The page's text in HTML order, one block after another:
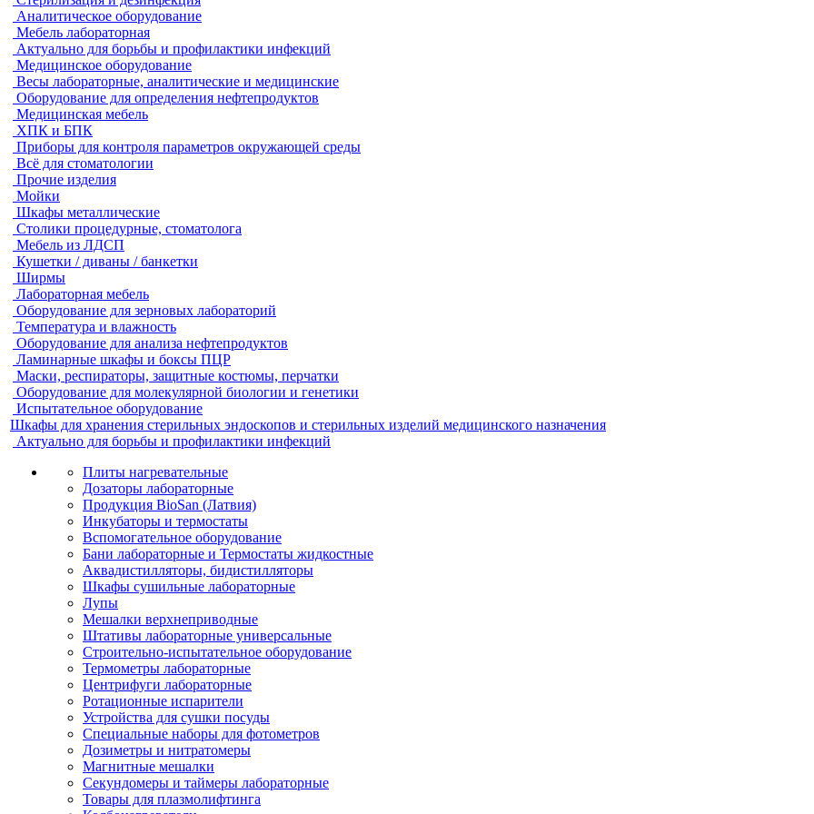
Аналитическое оборудование
Мебель лабораторная
Актуально для борьбы и профилактики инфекций
Медицинское оборудование
Весы лабораторные, аналитические и медицинские
Оборудование для определения нефтепродуктов
Медицинская мебель
ХПК и БПК
Приборы для контроля параметров окружающей среды
Всё для стоматологии
Прочие изделия
Мойки
Шкафы металлические
Столики процедурные, стоматолога
Мебель из ЛДСП
Кушетки / диваны / банкетки
Ширмы
Лабораторная мебель
Оборудование для зерновых лабораторий
Температура и влажность
Оборудование для анализа нефтепродуктов
Ламинарные шкафы и боксы ПЦР
Маски, респираторы, защитные костюмы, перчатки
Оборудование для молекулярной биологии и генетики
Испытательное оборудование
Шкафы для хранения стерильных эндоскопов и стерильных изделий медицинского назначения
Актуально для борьбы и профилактики инфекций
Плиты нагревательные
Дозаторы лабораторные
Продукция BioSan (Латвия)
Инкубаторы и термостаты
Вспомогательное оборудование
Бани лабораторные и Термостаты жидкостные
Аквадистилляторы, бидистилляторы
Шкафы сушильные лабораторные
Лупы
Мешалки верхнеприводные
Штативы лабораторные универсальные
Строительно-испытательное оборудование
Термометры лабораторные
Центрифуги лабораторные
Ротационные испарители
Устройства для сушки посуды
Специальные наборы для фотометров
Дозиметры и нитратомеры
Магнитные мешалки
Секундомеры и таймеры лабораторные
Товары для плазмолифтинга